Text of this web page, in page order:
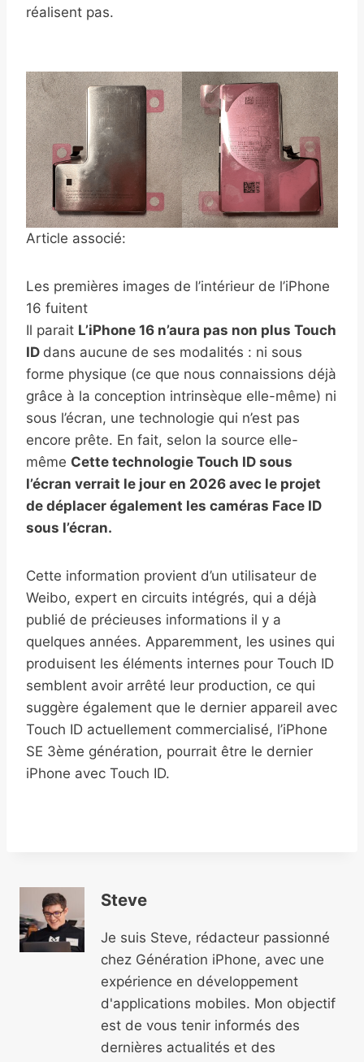
réalisent pas.
Article associé:
Les premières images de l’intérieur de l’iPhone
16 fuitent
Il parait L’iPhone 16 n’aura pas non plus Touch
ID dans aucune de ses modalités : ni sous
forme physique (ce que nous connaissions déjà
grâce à la conception intrinsèque elle-même) ni
sous l’écran, une technologie qui n’est pas
encore prête. En fait, selon la source elle-
même Cette technologie Touch ID sous
l’écran verrait le jour en 2026 avec le projet
de déplacer également les caméras Face ID
sous l’écran.
Cette information provient d’un utilisateur de
Weibo, expert en circuits intégrés, qui a déjà
publié de précieuses informations il y a
quelques années. Apparemment, les usines qui
produisent les éléments internes pour Touch ID
semblent avoir arrêté leur production, ce qui
suggère également que le dernier appareil avec
Touch ID actuellement commercialisé, l’iPhone
SE 3ème génération, pourrait être le dernier
iPhone avec Touch ID.
Steve
Je suis Steve, rédacteur passionné
chez Génération iPhone, avec une
expérience en développement
d'applications mobiles. Mon objectif
est de vous tenir informés des
dernières actualités et des